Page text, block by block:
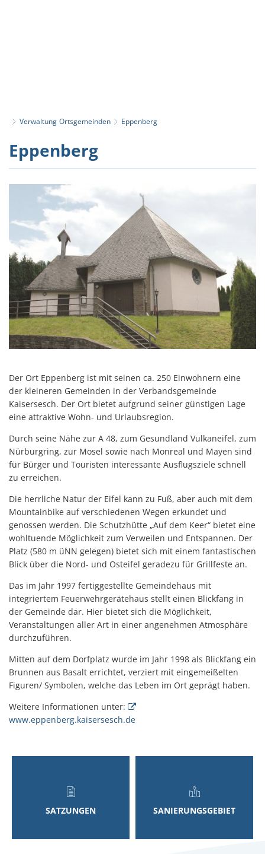
Verwaltung Ortsgemeinden Eppenberg
Eppenberg
Eppenberg
Der Ort Eppenberg ist mit seinen ca. 250 Einwohnern eine
der kleineren Gemeinden in der Verbandsgemeinde
Kaisersesch. Der Ort bietet aufgrund seiner günstigen Lage
eine attraktive Wohn- und Urlaubsregion.
Durch seine Nähe zur A 48, zum Gesundland Vulkaneifel, zum
Nürburgring, zur Mosel sowie nach Monreal und Mayen sind
für Bürger und Touristen interessante Ausflugsziele schnell
zu erreichen.
Die herrliche Natur der Eifel kann zu Fuß, aber auch mit dem
Mountainbike auf verschiedenen Wegen erkundet und
genossen werden. Die Schutzhütte „Auf dem Keer“ bietet eine
wohltuende Möglichkeit zum Verweilen und Entspannen. Der
Platz (580 m üNN gelegen) bietet sich mit einem fantastischen
Blick über die Nord- und Osteifel geradezu für Grillfeste an.
Das im Jahr 1997 fertiggestellte Gemeindehaus mit
integriertem Feuerwehrgerätehaus stellt einen Blickfang in
der Gemeinde dar. Hier bietet sich die Möglichkeit,
Veranstaltungen aller Art in einer angenehmen Atmosphäre
durchzuführen.
Mitten auf dem Dorfplatz wurde im Jahr 1998 als Blickfang ein
Brunnen aus Basalt errichtet, verziert mit eingemeißelten
Figuren/ Symbolen, welche das Leben im Ort geprägt haben.
Weitere Informationen unter:
www.eppenberg.kaisersesch.de
SATZUNGEN SANIERUNGSGEBIET